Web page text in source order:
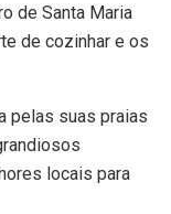
de Santa Maria
de cozinhar e os
pelas suas praias
locais para